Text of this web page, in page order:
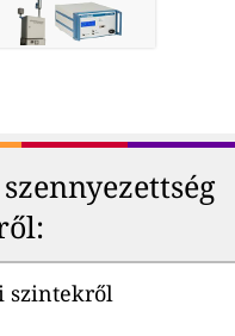
szintekről